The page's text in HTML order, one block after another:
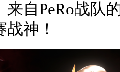
来自PeRo战队
神！